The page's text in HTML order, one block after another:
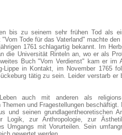
bis zu seinem sehr frühen Tod als
Tode für das Vaterland" machte den
1761 schlagartig bekannt. Im
die Universität Rinteln an, wo er als
Buch "Vom Verdienst" kam er im
Lippe in Kontakt, im November 1765
tätig zu sein. Leider verstarb er
auch mit anderen als
und Fragestellungen beschäftigt.
und seinen grundlagentheoretischen
Logik, zur Anthropologie, zur
Umgangs mit Vorurteilen. Sein